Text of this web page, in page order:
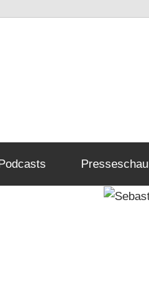
Podcasts Presseschau